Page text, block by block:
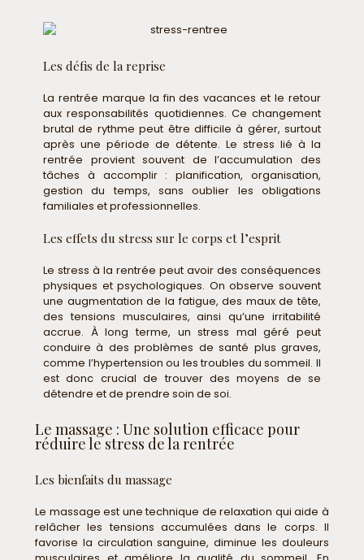
Les défis de la reprise
La rentrée marque la fin des vacances et le retour
aux responsabilités quotidiennes. Ce changement
brutal de rythme peut être difficile à gérer, surtout
après une période de détente. Le stress lié à la
rentrée provient souvent de l’accumulation des
tâches à accomplir : planification, organisation,
gestion du temps, sans oublier les obligations
familiales et professionnelles.
Les effets du stress sur le corps et l’esprit
Le stress à la rentrée peut avoir des conséquences
physiques et psychologiques. On observe souvent
une augmentation de la fatigue, des maux de tête,
des tensions musculaires, ainsi qu’une irritabilité
accrue. À long terme, un stress mal géré peut
conduire à des problèmes de santé plus graves,
comme l’hypertension ou les troubles du sommeil. Il
est donc crucial de trouver des moyens de se
détendre et de prendre soin de soi.
Le massage : Une solution efficace pour
réduire le stress de la rentrée
Les bienfaits du massage
Le massage est une technique de relaxation qui aide à
relâcher les tensions accumulées dans le corps. Il
favorise la circulation sanguine, diminue les douleurs